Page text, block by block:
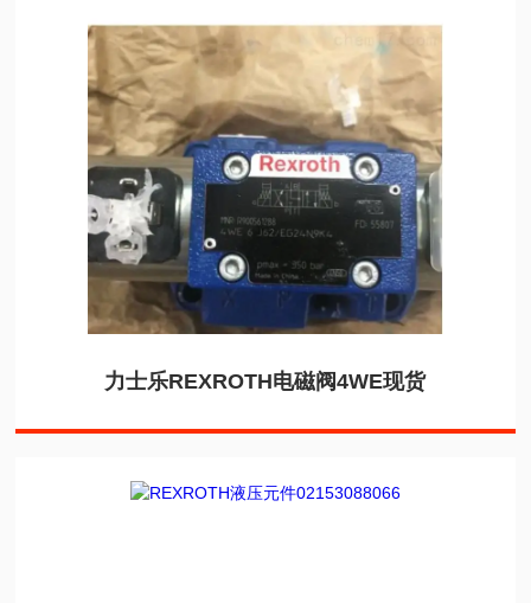
力士乐REXROTH电磁阀4WE现货